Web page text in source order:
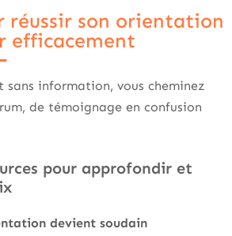
réussir son orientation
efficacement
sans information, vous cheminez
de témoignage en confusion
pour approfondir et
devient soudain